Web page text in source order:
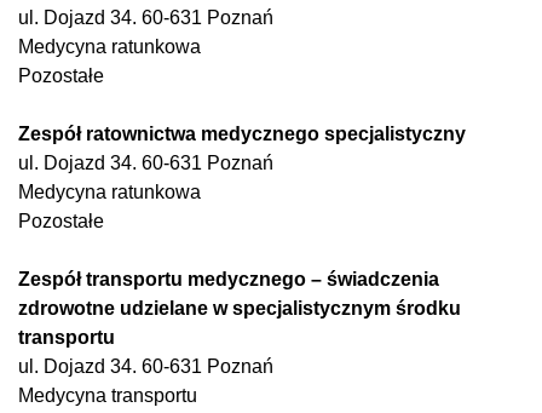
ul. Dojazd 34. 60-631 Poznań
Medycyna ratunkowa
Pozostałe
Zespół ratownictwa medycznego specjalistyczny
ul. Dojazd 34. 60-631 Poznań
Medycyna ratunkowa
Pozostałe
Zespół transportu medycznego – świadczenia
zdrowotne udzielane w specjalistycznym środku
transportu
ul. Dojazd 34. 60-631 Poznań
Medycyna transportu